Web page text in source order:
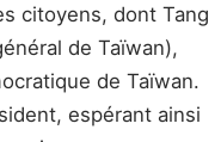
citoyens, dont Tang
de Taïwan),
de Taïwan.
espérant ainsi